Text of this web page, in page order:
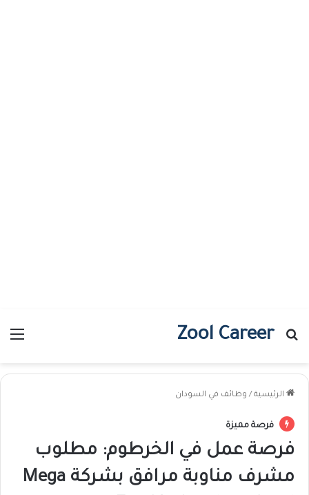
Zool Career
بحث عن
الرئيسية / وظائف في السودان
فرصة مميزة
فرصة عمل في الخرطوم: مطلوب
مشرف مناوبة مرافق بشركة Mega